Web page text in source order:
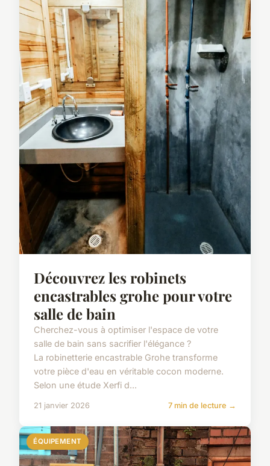
Découvrez les robinets
encastrables grohe pour votre
salle de bain
Cherchez-vous à optimiser l'espace de votre
salle de bain sans sacrifier l'élégance ?
La robinetterie encastrable Grohe transforme
votre pièce d'eau en véritable cocon moderne.
Selon une étude Xerfi d...
21 janvier 2026 7 min de lecture →
ÉQUIPEMENT